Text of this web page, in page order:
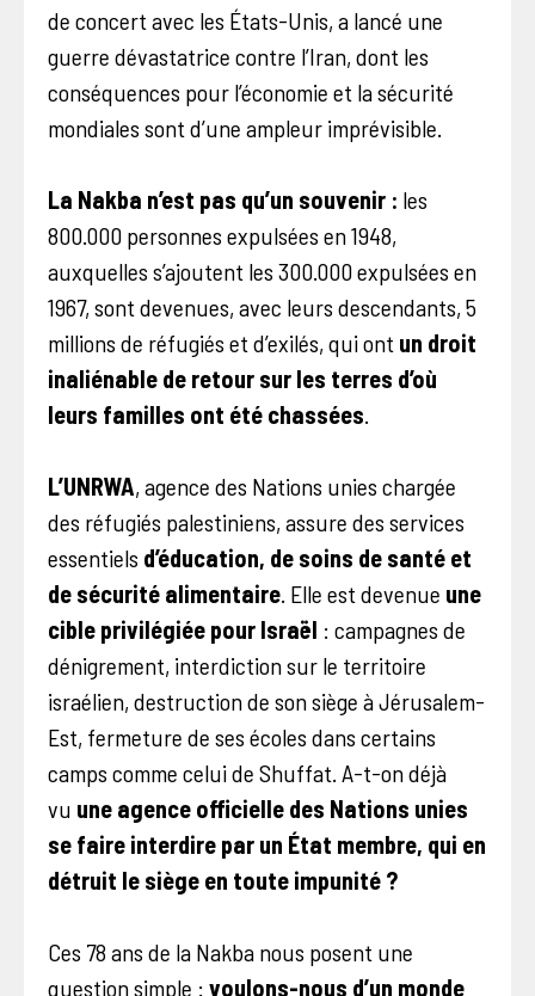
de concert avec les États-Unis, a lancé une
guerre dévastatrice contre l’Iran, dont les
conséquences pour l’économie et la sécurité
mondiales sont d’une ampleur imprévisible.
La Nakba n’est pas qu’un souvenir : les
800.000 personnes expulsées en 1948,
auxquelles s’ajoutent les 300.000 expulsées en
1967, sont devenues, avec leurs descendants, 5
millions de réfugiés et d’exilés, qui ont un droit
inaliénable de retour sur les terres d’où
leurs familles ont été chassées.
L’UNRWA, agence des Nations unies chargée
des réfugiés palestiniens, assure des services
essentiels d’éducation, de soins de santé et
de sécurité alimentaire. Elle est devenue une
cible privilégiée pour Israël : campagnes de
dénigrement, interdiction sur le territoire
israélien, destruction de son siège à Jérusalem-
Est, fermeture de ses écoles dans certains
camps comme celui de Shuffat. A-t-on déjà
vu une agence officielle des Nations unies
se faire interdire par un État membre, qui en
détruit le siège en toute impunité ?
Ces 78 ans de la Nakba nous posent une
question simple : voulons-nous d’un monde